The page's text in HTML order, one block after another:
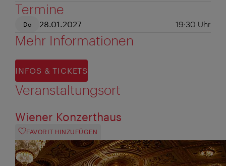
Termine
Do 28.01.2027 19:30 Uhr
Mehr Informationen
INFOS & TICKETS
Veranstaltungsort
Wiener Konzerthaus
FAVORIT HINZUFÜGEN